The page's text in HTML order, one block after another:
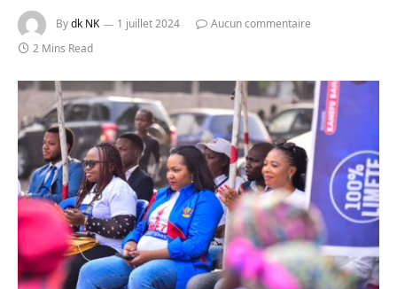
Bydk NK 1 juillet 2024
Aucun commentaire
2 Mins Read